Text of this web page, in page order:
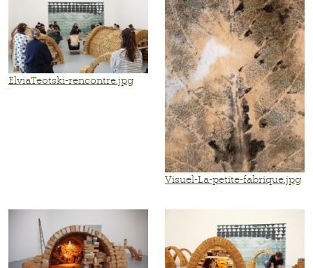
ElviaTeotski-rencontre.jpg
Visuel-La-petite-fabrique.jpg